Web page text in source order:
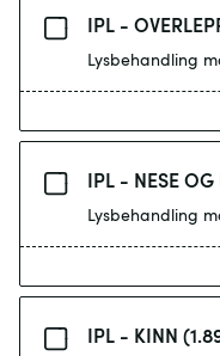
IPL -
Lysbehandling
IPL - NESE
Lysbehandling
IPL - KINN